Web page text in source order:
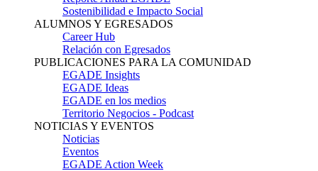
Sostenibilidad e Impacto Social
ALUMNOS Y EGRESADOS
Career Hub
Relación con Egresados
PUBLICACIONES PARA LA COMUNIDAD
EGADE Insights
EGADE Ideas
EGADE en los medios
Territorio Negocios - Podcast
NOTICIAS Y EVENTOS
Noticias
Eventos
EGADE Action Week